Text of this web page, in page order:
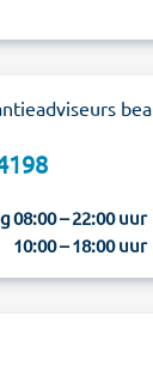
08:00 – 22:00 uur
10:00 – 18:00 uur